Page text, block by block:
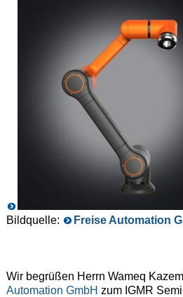
Bildquelle: Freise Automation
Wir begrüßen Herrn Wameq
Automation GmbH zum IGMR